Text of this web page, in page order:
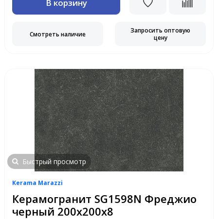
В корзину
Смотреть наличие
Запросить оптовую
цену
Быстрый просмотр
Kerama Marazzi
Керамогранит SG1598N Фреджио
черный 200х200х8